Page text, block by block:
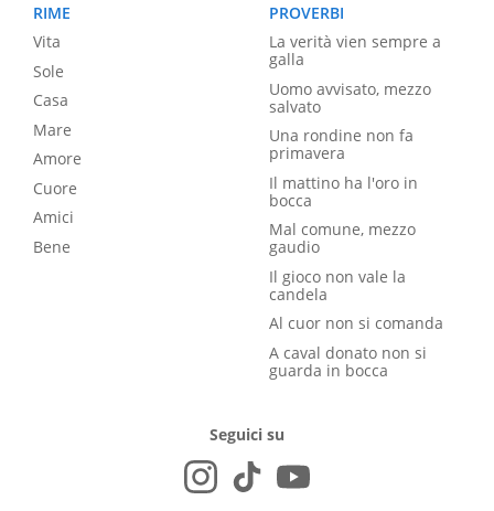
RIME
Vita
Sole
Casa
Mare
Amore
Cuore
Amici
Bene
PROVERBI
La verità vien sempre a
galla
Uomo avvisato, mezzo
salvato
Una rondine non fa
primavera
Il mattino ha l'oro in
bocca
Mal comune, mezzo
gaudio
Il gioco non vale la
candela
Al cuor non si comanda
A caval donato non si
guarda in bocca
Seguici su